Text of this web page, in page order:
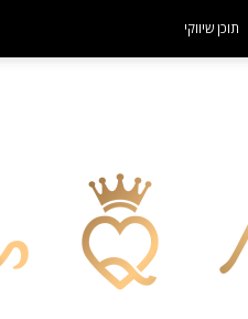
תוכן שיווקי